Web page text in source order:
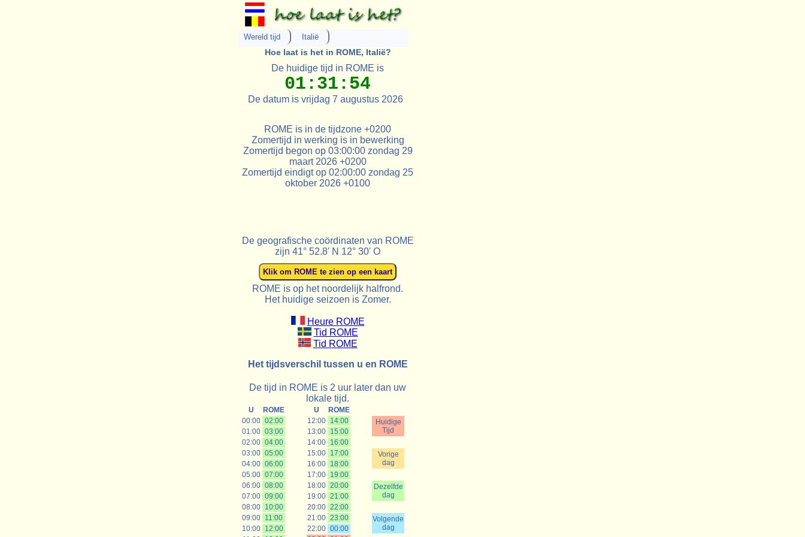
Wereld tijd Italië
Hoe laat is het in ROME, Italië?
De huidige tijd in ROME is
01:31:54
De datum is vrijdag 7 augustus 2026
ROME is in de tijdzone +0200
Zomertijd in werking is in bewerking
Zomertijd begon op 03:00:00 zondag 29
maart 2026 +0200
Zomertijd eindigt op 02:00:00 zondag 25
oktober 2026 +0100
De geografische coördinaten van ROME
zijn 41° 52.8' N 12° 30' O
ROME is op het noordelijk halfrond.
Het huidige seizoen is Zomer.
Heure ROME
Tid ROME
Tid ROME
Het tijdsverschil tussen u en ROME
De tijd in ROME is 2 uur later dan uw
lokale tijd.
U ROME U
ROME
00:00 02:00 12:00 14:00
Huidige
Tijd
01:00 03:00 13:00 15:00
02:00 04:00 14:00 16:00
03:00 05:00 15:00 17:00
Vorige
dag
04:00 06:00 16:00 18:00
05:00 07:00 17:00 19:00
06:00 08:00 18:00 20:00
Dezelfde
dag
07:00 09:00 19:00 21:00
08:00 10:00 20:00 22:00
09:00 11:00 21:00 23:00
Volgende
dag
10:00 12:00 22:00 00:00